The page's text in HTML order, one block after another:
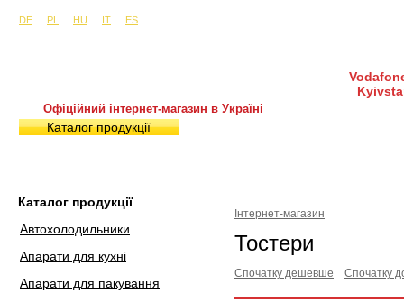
DE
PL HU IT ES
Офіційний інтернет-магазин в Україні
Каталог продукції
Каталог продукції
Автохолодильники
Апарати для кухні
Апарати для пакування
Інтернет-магазин
Тостери
Спочатку дешевше Спочатку